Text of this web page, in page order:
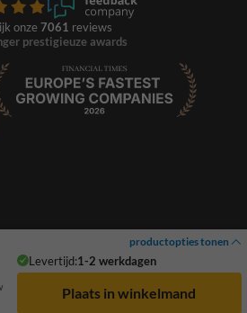
productopties tonen
Levertijd:1-2 werkdagen
onze 7061 reviews
prestigieuze awards
Alle rechten voorbehouden.